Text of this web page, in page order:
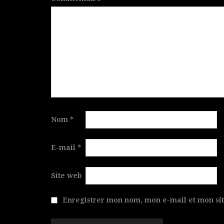
Nom *
E-mail *
Site web
Enregistrer mon nom, mon e-mail et mon